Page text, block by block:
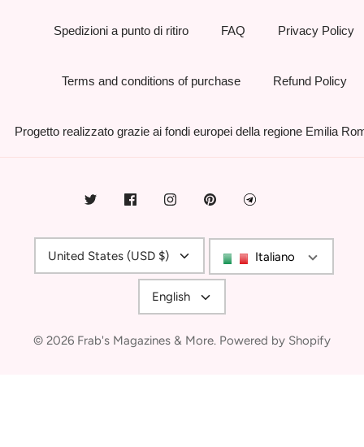
Spedizioni a punto di ritiro FAQ Privacy Policy
Terms and conditions of purchase Refund Policy
Progetto realizzato grazie ai fondi europei della regione Emilia
Currency
United States (USD $) Italiano
Language
English
© 2026 Frab's Magazines & More. Powered by Shopify